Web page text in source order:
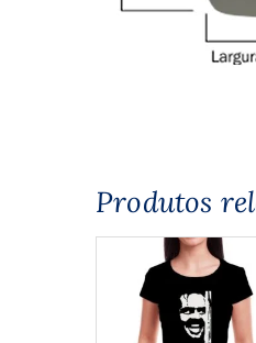
Produtos